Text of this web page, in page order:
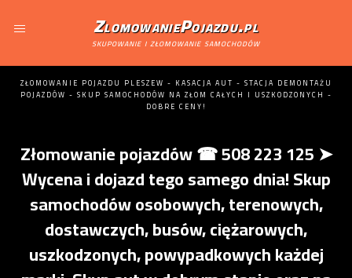
ZlomowaniePojazdu.pl
skupowanie i złomowanie samochodów
ZŁOMOWANIE POJAZDU PLESZEW - KASACJA AUT - STACJA DEMONTAŻU
POJAZDÓW - SKUP SAMOCHODÓW NA ZŁOM CAŁYCH I USZKODZONYCH -
DOBRE CENY!
Złomowanie pojazdów ☎ 508 223 125 ➤
Wycena i dojazd tego samego dnia! Skup
samochodów osobowych, terenowych,
dostawczych, busów, ciężarowych,
uszkodzonych, powypadkowych każdej